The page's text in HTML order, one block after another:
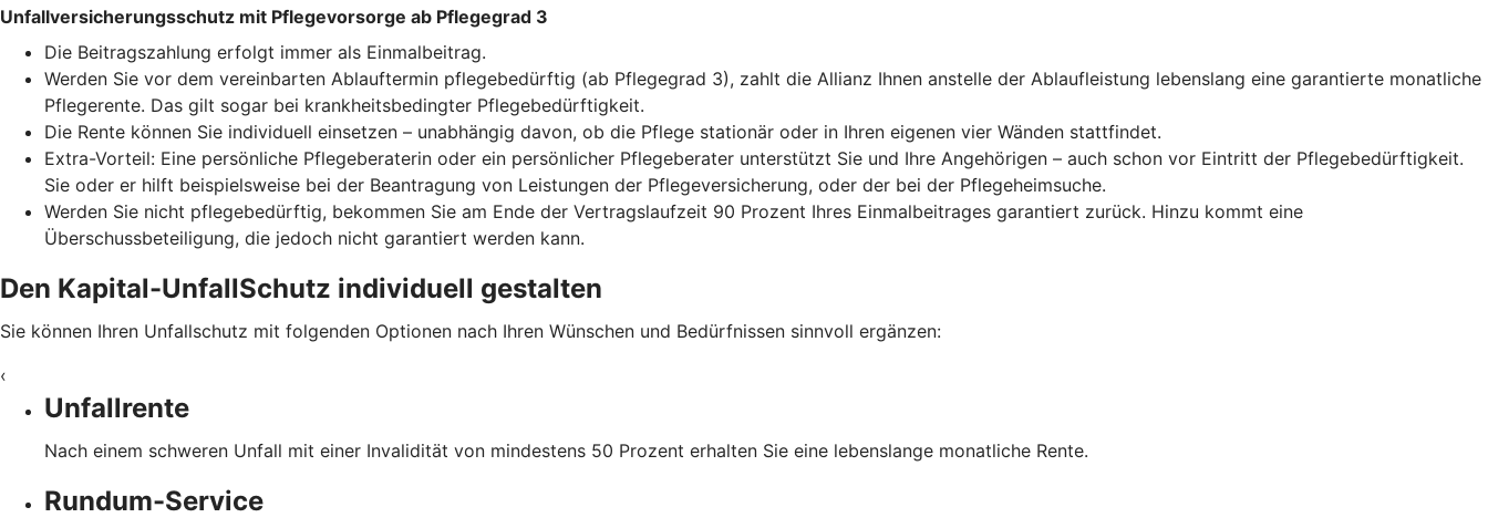
Unfallversicherungsschutz mit Pflegevorsorge ab Pflegegrad 3
Die Beitragszahlung erfolgt immer als Einmalbeitrag.
Werden Sie vor dem vereinbarten Ablauftermin pflegebedürftig (ab Pflegegrad 3), zahlt die Allianz Ihnen anstelle der Ablaufleistung lebenslang eine garantierte monatliche
Pflegerente. Das gilt sogar bei krankheitsbedingter Pflegebedürftigkeit.
Die Rente können Sie individuell einsetzen – unabhängig davon, ob die Pflege stationär oder in Ihren eigenen vier Wänden stattfindet.
Extra-Vorteil: Eine persönliche Pflegeberaterin oder ein persönlicher Pflegeberater unterstützt Sie und Ihre Angehörigen – auch schon vor Eintritt der Pflegebedürftigkeit.
Sie oder er hilft beispielsweise bei der Beantragung von Leistungen der Pflegeversicherung, oder der bei der Pflegeheimsuche.
Werden Sie nicht pflegebedürftig, bekommen Sie am Ende der Vertragslaufzeit 90 Prozent Ihres Einmalbeitrages garantiert zurück. Hinzu kommt eine
Überschussbeteiligung, die jedoch nicht garantiert werden kann.
Den Kapital-UnfallSchutz individuell gestalten
Sie können Ihren Unfallschutz mit folgenden Optionen nach Ihren Wünschen und Bedürfnissen sinnvoll ergänzen:
‹
Unfallrente
Nach einem schweren Unfall mit einer Invalidität von mindestens 50 Prozent erhalten Sie eine lebenslange monatliche Rente.
Rundum-Service